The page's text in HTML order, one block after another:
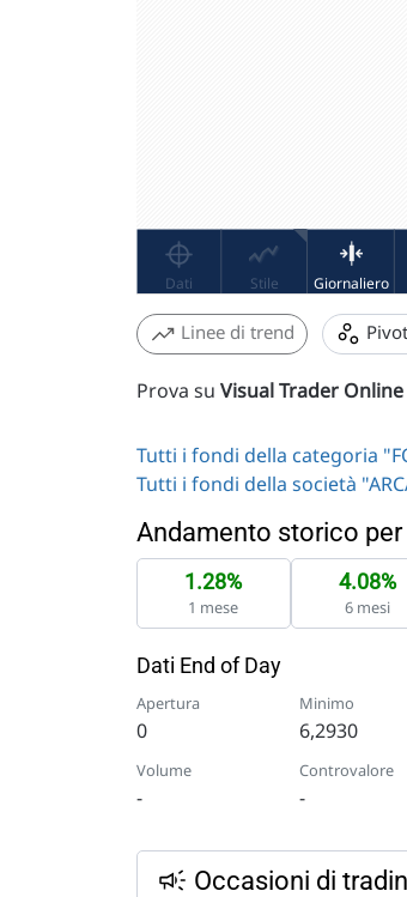
Linee di trend
Prova su Visual Trader Online
Tutti i fondi della categoria
Tutti i fondi della società
Andamento storico per
1.28%
1 mese
4.08%
6 mesi
Dati End of Day
Apertura
0
Minimo
6,2930
Volume
-
Controvalore
-
Occasioni di